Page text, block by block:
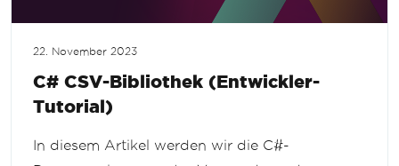
22. November 2023
C# CSV-Bibliothek (Entwickler-
Tutorial)
In diesem Artikel werden wir die C#-